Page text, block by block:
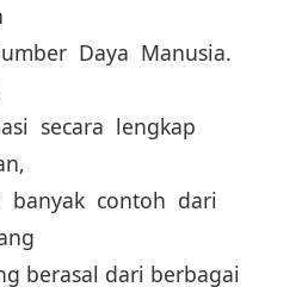
Daya Manusia.
secara lengkap
banyak contoh dari
berasal dari berbagai